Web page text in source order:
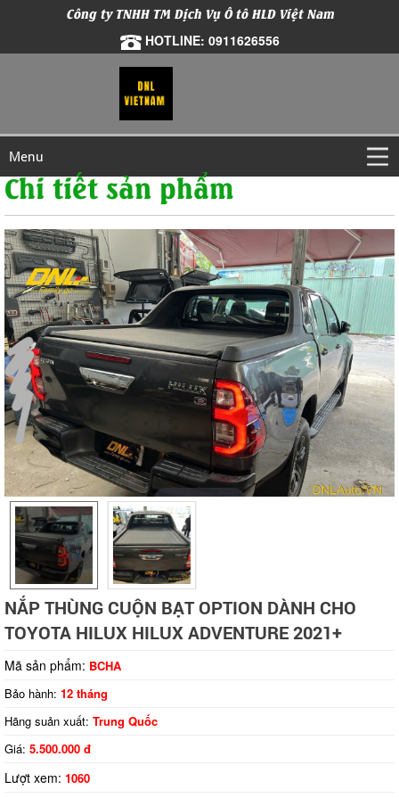
Công ty TNHH TM Dịch Vụ Ô tô HLD Việt Nam
HOTLINE: 0911626556
Menu
Chi tiết sản phẩm
Tap to expand
NẮP THÙNG CUỘN BẠT OPTION DÀNH CHO
TOYOTA HILUX HILUX ADVENTURE 2021+
Mã sản phẩm: BCHA
Bảo hành: 12 tháng
Hãng suản xuất: Trung Quốc
Giá: 5.500.000 đ
Lượt xem: 1060